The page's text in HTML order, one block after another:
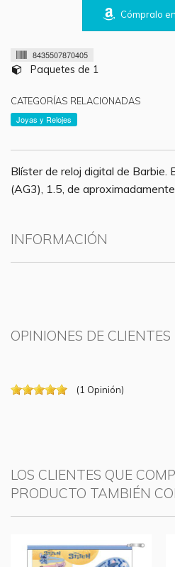
Cómpralo
8435507870405
Paquetes de 1
CATEGORÍAS RELACIONADAS
Joyas y Relojes
Blíster de reloj digital de Barbie.
(AG3), 1.5, de
INFORMACIÓN
OPINIONES DE CLIENTES
(1 Opinión)
LOS CLIENTES QUE
PRODUCTO TAMBIÉN